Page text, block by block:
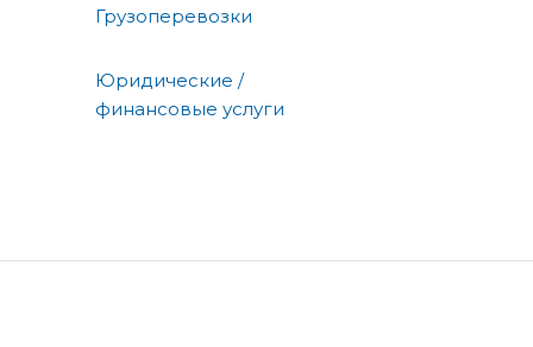
Грузоперевозки
Юридические /
финансовые услуги